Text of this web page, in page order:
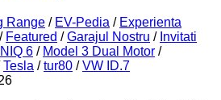
Range / EV-Pedia / Experienta
/ Featured /Garajul Nostru / Invitati
6 / Model 3 Dual Motor /
Tesla /tur80 /VW ID.7